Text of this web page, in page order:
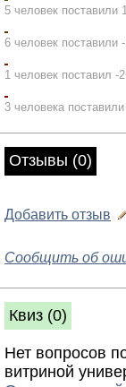
5 человек поставили
6 человек поставили
1 человек поставил -2
3 человека
Отзывы (0)
Добавить отзыв
Сообщить об
Квиз (0)
Нет вопросов
витриной